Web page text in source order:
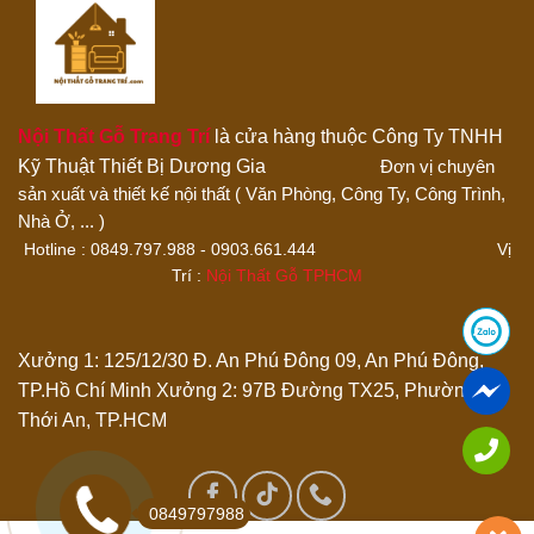
Thêm ảnh đánh giá
Email*
Lưu tên của tôi, email, và trang web trong trình duyệt này
Nội Thất Gỗ Trang Trílà cửa hàng thuộc Công Ty TNHH
Kỹ Thuật Thiết Bị Dương Gia
Đơn vị chuyên
sản xuất và thiết kế nội thất ( Văn Phòng, Công Ty, Công Trình,
Nhà Ở, ... )
Hotline : 0849.797.988 - 0903.661.444 Vị
Trí : Nội Thất Gỗ TPHCM
Xưởng 1: 125/12/30 Đ. An Phú Đông 09, An Phú Đông,
TP.Hồ Chí Minh Xưởng 2: 97B Đường TX25, Phường
Thới An, TP.HCM
0849797988